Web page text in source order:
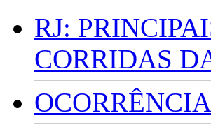
RJ:
CORRIDAS